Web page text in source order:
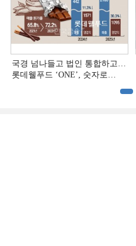
국경 넘나들고 법인 통합하고…
롯데웰푸드 ‘ONE’, 숫자로